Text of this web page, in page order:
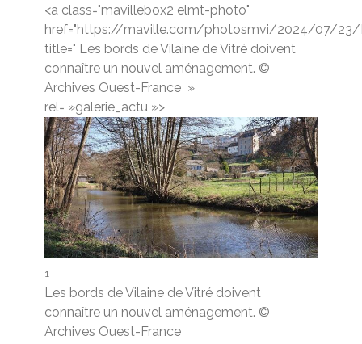
<a class="mavillebox2 elmt-photo"
href="https://maville.com/photosmvi/2024/07/23/
title=" Les bords de Vilaine de Vitré doivent
connaître un nouvel aménagement. ©
Archives Ouest-France »
rel= »galerie_actu »>
1
Les bords de Vilaine de Vitré doivent
connaître un nouvel aménagement. ©
Archives Ouest-France